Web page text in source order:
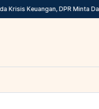
Krisis Keuangan, DPR Minta